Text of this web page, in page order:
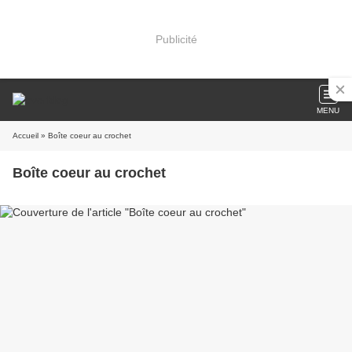
Publicité
MENU
Accueil » Boîte coeur au crochet
Boîte coeur au crochet